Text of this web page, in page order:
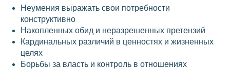
Неумения выражать свои потребности
конструктивно
Накопленных обид и неразрешенных претензий
Кардинальных различий в ценностях и жизненных
целях
Борьбы за власть и контроль в отношениях